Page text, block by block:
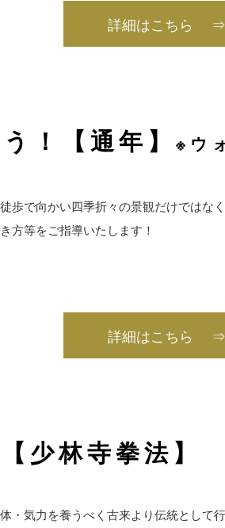
詳細はこちら ⇒
！【通年】 ※ウ
歩で向かい四季折々の景観だけではな
方等をご指導いたします！
詳細はこちら ⇒
少林寺拳法】
・気力を養うべく古来より伝統として行